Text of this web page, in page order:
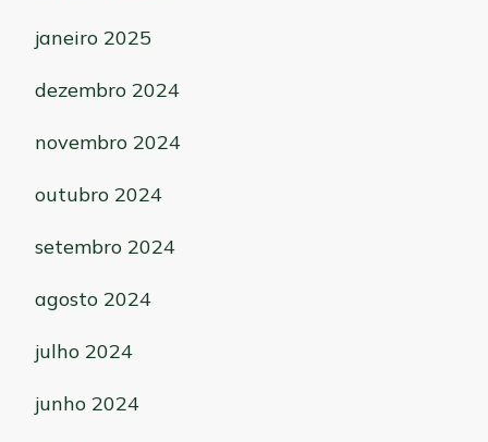
janeiro 2025
dezembro 2024
novembro 2024
outubro 2024
setembro 2024
agosto 2024
julho 2024
junho 2024